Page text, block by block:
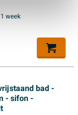
week
bad -
- sifon -